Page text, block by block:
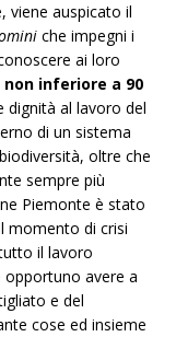
viene auspicato il
che impegni i
ai loro
inferiore a 90
dignità al lavoro del
di un sistema
oltre che
sempre più
Piemonte è stato
momento di crisi
il lavoro
opportuno avere a
e del
cose ed insieme